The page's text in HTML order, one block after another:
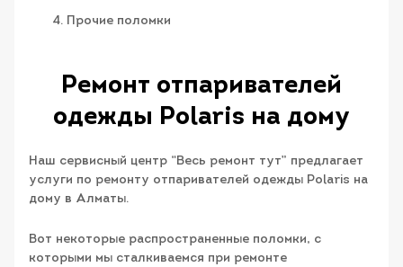
Прочие поломки
Ремонт отпаривателей
одежды Polaris на дому
Наш сервисный центр “Весь ремонт тут” предлагает
услуги по ремонту отпаривателей одежды Polaris на
дому в Алматы.
Вот некоторые распространенные поломки, с
которыми мы сталкиваемся при ремонте